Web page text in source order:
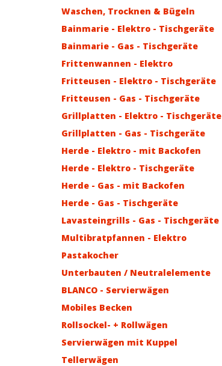
Waschen, Trocknen & Bügeln
Bainmarie - Elektro - Tischgeräte
Bainmarie - Gas - Tischgeräte
Frittenwannen - Elektro
Fritteusen - Elektro - Tischgeräte
Fritteusen - Gas - Tischgeräte
Grillplatten - Elektro - Tischgeräte
Grillplatten - Gas - Tischgeräte
Herde - Elektro - mit Backofen
Herde - Elektro - Tischgeräte
Herde - Gas - mit Backofen
Herde - Gas - Tischgeräte
Lavasteingrills - Gas - Tischgeräte
Multibratpfannen - Elektro
Pastakocher
Unterbauten / Neutralelemente
BLANCO - Servierwägen
Mobiles Becken
Rollsockel- + Rollwägen
Servierwägen mit Kuppel
Tellerwägen